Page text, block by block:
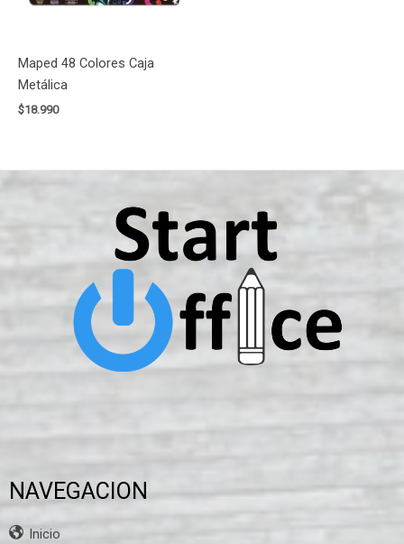
Maped 48 Colores Caja
Metálica
$18.990
NAVEGACION
Inicio